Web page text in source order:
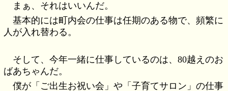
まぁ、それはいいんだ。
基本的には町内会の仕事は任期のある物で、頻繁に
人が入れ替わる。
そして、今年一緒に仕事しているのは、80越えのお
ばあちゃんだ。
僕が「ご出生お祝い会」や「子育てサロン」の仕事